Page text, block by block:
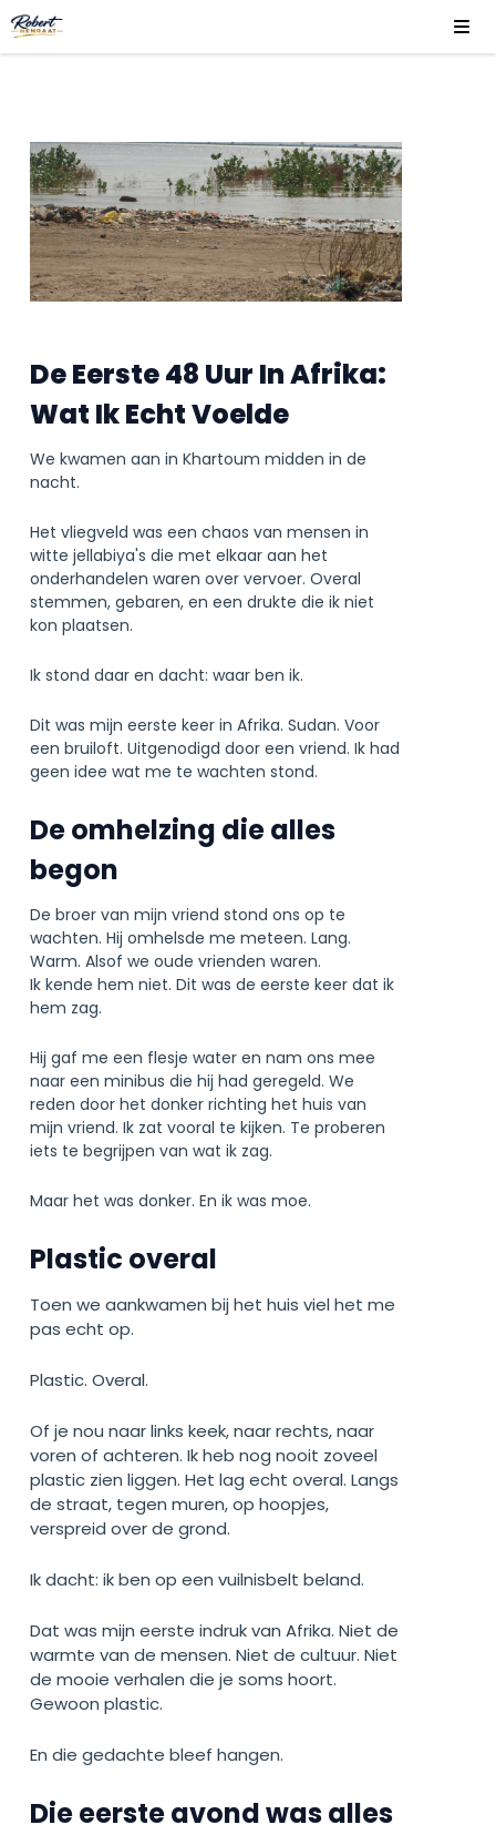
De Eerste 48 Uur In Afrika:
Wat Ik Echt Voelde
We kwamen aan in Khartoum midden in de
nacht.
Het vliegveld was een chaos van mensen in
witte jellabiya's die met elkaar aan het
onderhandelen waren over vervoer. Overal
stemmen, gebaren, en een drukte die ik niet
kon plaatsen.
Ik stond daar en dacht: waar ben ik.
Dit was mijn eerste keer in Afrika. Sudan. Voor
een bruiloft. Uitgenodigd door een vriend. Ik had
geen idee wat me te wachten stond.
De omhelzing die alles
begon
De broer van mijn vriend stond ons op te
wachten. Hij omhelsde me meteen. Lang.
Warm. Alsof we oude vrienden waren.
Ik kende hem niet. Dit was de eerste keer dat ik
hem zag.
Hij gaf me een flesje water en nam ons mee
naar een minibus die hij had geregeld. We
reden door het donker richting het huis van
mijn vriend. Ik zat vooral te kijken. Te proberen
iets te begrijpen van wat ik zag.
Maar het was donker. En ik was moe.
Plastic overal
Toen we aankwamen bij het huis viel het me
pas echt op.
Plastic. Overal.
Of je nou naar links keek, naar rechts, naar
voren of achteren. Ik heb nog nooit zoveel
plastic zien liggen. Het lag echt overal. Langs
de straat, tegen muren, op hoopjes,
verspreid over de grond.
Ik dacht: ik ben op een vuilnisbelt beland.
Dat was mijn eerste indruk van Afrika. Niet de
warmte van de mensen. Niet de cultuur. Niet
de mooie verhalen die je soms hoort.
Gewoon plastic.
En die gedachte bleef hangen.
Die eerste avond was alles